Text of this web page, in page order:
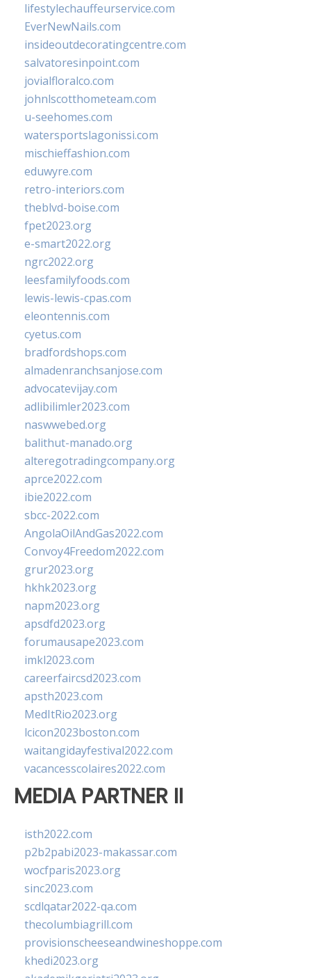
lifestylechauffeurservice.com
EverNewNails.com
insideoutdecoratingcentre.com
salvatoresinpoint.com
jovialfloralco.com
johnlscotthometeam.com
u-seehomes.com
watersportslagonissi.com
mischieffashion.com
eduwyre.com
retro-interiors.com
theblvd-boise.com
fpet2023.org
e-smart2022.org
ngrc2022.org
leesfamilyfoods.com
lewis-lewis-cpas.com
eleontennis.com
cyetus.com
bradfordshops.com
almadenranchsanjose.com
advocatevijay.com
adlibilimler2023.com
naswwebed.org
balithut-manado.org
alteregotradingcompany.org
aprce2022.com
ibie2022.com
sbcc-2022.com
AngolaOilAndGas2022.com
Convoy4Freedom2022.com
grur2023.org
hkhk2023.org
napm2023.org
apsdfd2023.org
forumausape2023.com
imkl2023.com
careerfaircsd2023.com
apsth2023.com
MedItRio2023.org
lcicon2023boston.com
waitangidayfestival2022.com
vacancesscolaires2022.com
MEDIA PARTNER II
isth2022.com
p2b2pabi2023-makassar.com
wocfparis2023.org
sinc2023.com
scdlqatar2022-qa.com
thecolumbiagrill.com
provisionscheeseandwineshoppe.com
khedi2023.org